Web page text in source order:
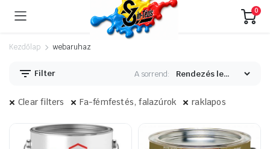
0
Kezdőlap webaruhaz
Filter A sorrend:
Clear filters Fa-fémfestés, falazúrok raklapos